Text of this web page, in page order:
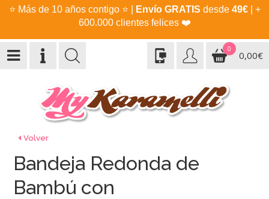
⭐ Más de 10 años contigo ⭐ Envío GRATIS desde 49€| +
600.000 clientes felices ❤️
0
0,00€
Volver
Bandeja Redonda de
Bambú con